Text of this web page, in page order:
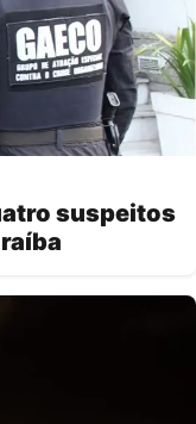
suspeitos